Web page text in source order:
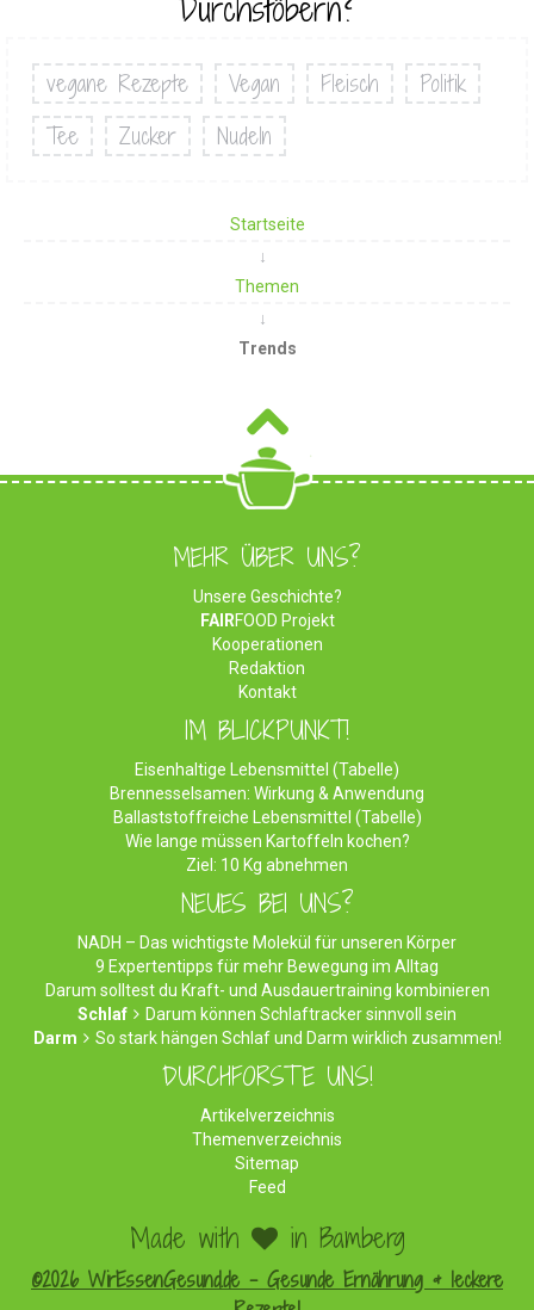
Durchstöbern?
vegane Rezepte Vegan Fleisch
Politik
Tee
Zucker Nudeln
Startseite
Themen
Trends
MEHR ÜBER UNS?
Unsere Geschichte?
FAIRFOOD Projekt
Kooperationen
Redaktion
Kontakt
IM BLICKPUNKT!
Eisenhaltige Lebensmittel (Tabelle)
Brennesselsamen: Wirkung & Anwendung
Ballaststoffreiche Lebensmittel (Tabelle)
Wie lange müssen Kartoffeln kochen?
Ziel: 10 Kg abnehmen
NEUES BEI UNS?
NADH – Das wichtigste Molekül für unseren Körper
9 Expertentipps für mehr Bewegung im Alltag
Darum solltest du Kraft- und Ausdauertraining kombinieren
Schlaf
Darum können Schlaftracker sinnvoll sein
Darm
So stark hängen Schlaf und Darm wirklich zusammen!
DURCHFORSTE UNS!
Artikelverzeichnis
Themenverzeichnis
Sitemap
Feed
Made with in Bamberg
©2026 WirEssenGesund.de - Gesunde Ernährung & leckere